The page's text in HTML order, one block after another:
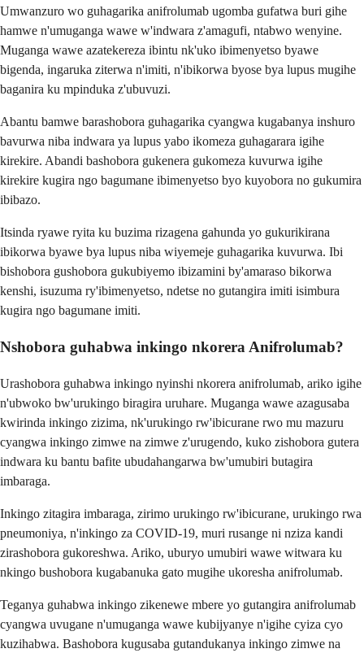
Umwanzuro wo guhagarika anifrolumab ugomba gufatwa buri gihe
hamwe n'umuganga wawe w'indwara z'amagufi, ntabwo wenyine.
Muganga wawe azatekereza ibintu nk'uko ibimenyetso byawe
bigenda, ingaruka ziterwa n'imiti, n'ibikorwa byose bya lupus mugihe
baganira ku mpinduka z'ubuvuzi.
Abantu bamwe barashobora guhagarika cyangwa kugabanya inshuro
bavurwa niba indwara ya lupus yabo ikomeza guhagarara igihe
kirekire. Abandi bashobora gukenera gukomeza kuvurwa igihe
kirekire kugira ngo bagumane ibimenyetso byo kuyobora no gukumira
ibibazo.
Itsinda ryawe ryita ku buzima rizagena gahunda yo gukurikirana
ibikorwa byawe bya lupus niba wiyemeje guhagarika kuvurwa. Ibi
bishobora gushobora gukubiyemo ibizamini by'amaraso bikorwa
kenshi, isuzuma ry'ibimenyetso, ndetse no gutangira imiti isimbura
kugira ngo bagumane imiti.
Nshobora guhabwa inkingo nkorera Anifrolumab?
Urashobora guhabwa inkingo nyinshi nkorera anifrolumab, ariko igihe
n'ubwoko bw'urukingo biragira uruhare. Muganga wawe azagusaba
kwirinda inkingo zizima, nk'urukingo rw'ibicurane rwo mu mazuru
cyangwa inkingo zimwe na zimwe z'urugendo, kuko zishobora gutera
indwara ku bantu bafite ubudahangarwa bw'umubiri butagira
imbaraga.
Inkingo zitagira imbaraga, zirimo urukingo rw'ibicurane, urukingo rwa
pneumoniya, n'inkingo za COVID-19, muri rusange ni nziza kandi
zirashobora gukoreshwa. Ariko, uburyo umubiri wawe witwara ku
nkingo bushobora kugabanuka gato mugihe ukoresha anifrolumab.
Teganya guhabwa inkingo zikenewe mbere yo gutangira anifrolumab
cyangwa uvugane n'umuganga wawe kubijyanye n'igihe cyiza cyo
kuzihabwa. Bashobora kugusaba gutandukanya inkingo zimwe na